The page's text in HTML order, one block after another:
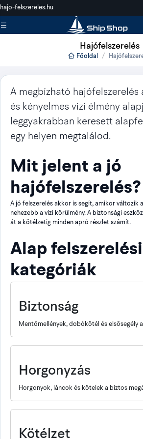
hajo-felszereles.hu
Hajófelszerelés
Főoldal
A megbízható hajófelszerelés
és kényelmes vízi élmény
leggyakrabban keresett
egy helyen megtalálod.
Mit jelent a jó
hajófelszerelés?
A jó felszerelés akkor is segít, amikor változik
nehezebb a vízi körülmény. A biztonsági
át a kötélzetig minden apró részlet számít.
Alap felszerelési
kategóriák
Biztonság
Mentőmellények, dobókötél és elsősegély
Horgonyzás
Horgonyok, láncok és kötelek a biztos
Kötélzet